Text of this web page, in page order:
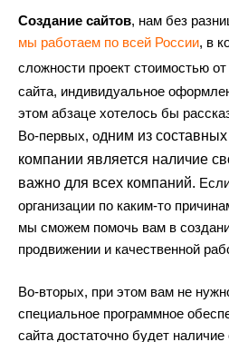
Создание сайтов, нам без
мы работаем по всей России, в
сложности проект стоимостью от
сайта, индивидуальное
этом абзаце хотелось бы
Во-первых, одним из
компании является наличие
важно для всех компаний.
организации по каким-то
мы сможем помочь вам в
продвижении и качественной
Во-вторых, при этом вам не
специальное программное
сайта достаточно будет наличие